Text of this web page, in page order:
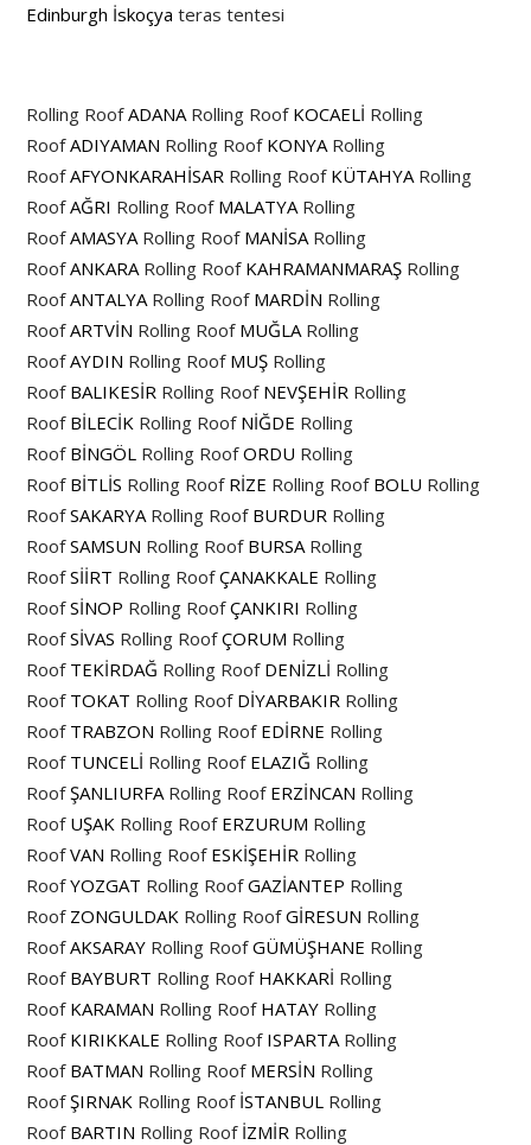
Edinburgh İskoçyateras tentesi
Rolling RoofADANA Rolling RoofKOCAELİ Rolling
RoofADIYAMAN Rolling RoofKONYA Rolling
RoofAFYONKARAHİSAR Rolling RoofKÜTAHYA Rolling
RoofAĞRI Rolling RoofMALATYA Rolling
RoofAMASYA Rolling RoofMANİSA Rolling
RoofANKARA Rolling RoofKAHRAMANMARAŞ Rolling
RoofANTALYA Rolling RoofMARDİN Rolling
RoofARTVİN Rolling RoofMUĞLA Rolling
RoofAYDIN Rolling RoofMUŞ Rolling
RoofBALIKESİR Rolling RoofNEVŞEHİR Rolling
RoofBİLECİK Rolling RoofNİĞDE Rolling
RoofBİNGÖL Rolling RoofORDU Rolling
RoofBİTLİS Rolling RoofRİZE Rolling RoofBOLU Rolling
RoofSAKARYA Rolling RoofBURDUR Rolling
RoofSAMSUN Rolling RoofBURSA Rolling
RoofSİİRT Rolling RoofÇANAKKALE Rolling
RoofSİNOP Rolling RoofÇANKIRI Rolling
RoofSİVAS Rolling RoofÇORUM Rolling
RoofTEKİRDAĞ Rolling RoofDENİZLİ Rolling
RoofTOKAT Rolling RoofDİYARBAKIR Rolling
RoofTRABZON Rolling RoofEDİRNE Rolling
RoofTUNCELİ Rolling RoofELAZIĞ Rolling
RoofŞANLIURFA Rolling RoofERZİNCAN Rolling
RoofUŞAK Rolling RoofERZURUM Rolling
RoofVAN Rolling RoofESKİŞEHİR Rolling
RoofYOZGAT Rolling RoofGAZİANTEP Rolling
RoofZONGULDAK Rolling RoofGİRESUN Rolling
RoofAKSARAY Rolling RoofGÜMÜŞHANE Rolling
RoofBAYBURT Rolling RoofHAKKARİ Rolling
RoofKARAMAN Rolling RoofHATAY Rolling
RoofKIRIKKALE Rolling RoofISPARTA Rolling
RoofBATMAN Rolling RoofMERSİN Rolling
RoofŞIRNAK Rolling RoofİSTANBUL Rolling
RoofBARTIN Rolling RoofİZMİR Rolling